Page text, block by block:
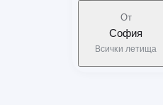
От
София
Всички летища